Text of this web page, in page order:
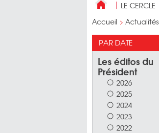
LE CERCLE
Accueil > Actualités
PAR DATE
Les éditos du
Président
2026
2025
2024
2023
2022